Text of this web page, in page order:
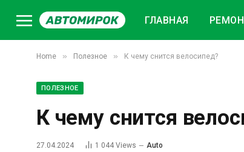
ГЛАВНАЯ
Home » Полезное » К чему снится велосипед?
ПОЛЕЗНОЕ
К чему снится
27.04.2024 1 044 Views Auto